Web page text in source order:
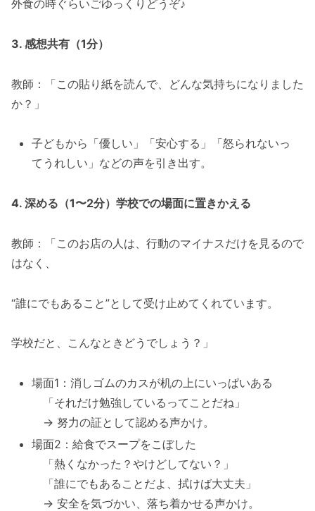
外食の時ぐらいごゆっくりどうぞ♪
3. 感想共有（1分）
教師：「この貼り紙を読んで、どんな気持ちになりました
か？」
子どもから「優しい」「安心する」「怒られないっ
てうれしい」などの声を引き出す。
4. 深める（1〜2分）学校での場面に置きかえる
教師：「このお店の人は、行動のマイナスだけを見るので
はなく、
“誰にでもあること”として受け止めてくれています。
学校だと、こんなときどうでしょう？」
場面1：消しゴムのカスが机の上にいっぱいある
「それだけ勉強しているってことだね」
→ 努力の証として認める声かけ。
場面2：給食でスープをこぼした
「熱くなかった？やけどしてない？」
「誰にでもあることだよ、拭けば大丈夫」
→ 安全を気づかい、落ち着かせる声かけ。